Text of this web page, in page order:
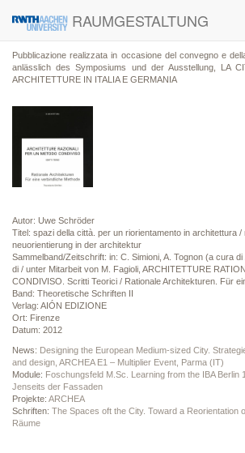
RAUMGESTALTUNG
Pubblicazione realizzata in occasione del convegno e
anlässlich des Symposiums und der Ausstellung, LA
ARCHITETTURE IN ITALIA E GERMANIA
Autor: Uwe Schröder
Titel: spazi della città. per un riorientamento in architettura
neuorientierung in der architektur
Sammelband/Zeitschrift: in: C. Simioni, A. Tognon (a cura
di / unter Mitarbeit von M. Fagioli, ARCHITETTURE
CONDIVISO. Scritti Teorici / Rationale Architekturen. Für
Band: Theoretische Schriften II
Verlag: AIÓN EDIZIONE
Ort: Firenze
Datum: 2012
News: Designing the European Medium-sized City.
and design, ARCHEA E1 – Multiplier Event, Parma (IT)
Module: Foschungsfeld M.Sc. Learning from the IBA Berlin
Jenseits der Fassaden
Projekte: ARCHEA
Schriften: The Spaces oft the City. Toward a Reorientation
Räume